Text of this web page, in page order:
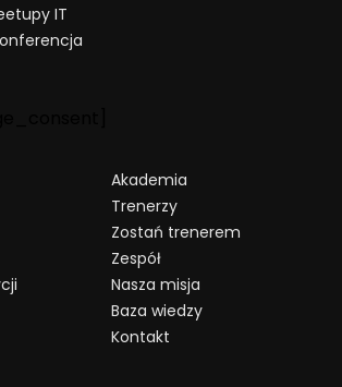
IT
Akademia
Trenerzy
Zostań trenerem
Zespół
Nasza misja
Baza wiedzy
Kontakt